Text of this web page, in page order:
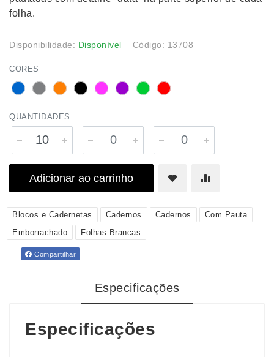
folha.
Disponibilidade: Disponível Código: 13708
CORES
QUANTIDADES
Adicionar ao carrinho
Blocos e Cadernetas Cadernos Cadernos
Com Pauta
Emborrachado
Folhas Brancas
Compartilhar
Especificações
Especificações